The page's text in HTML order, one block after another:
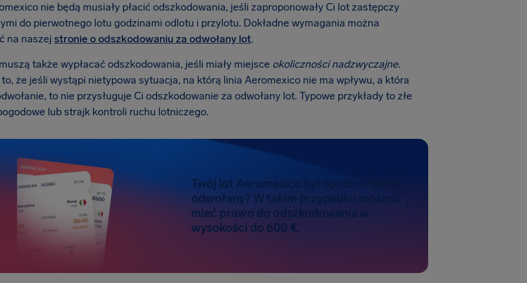
nie będą musiały płacić odszkodowania, jeśli zaproponowały Ci lot zastępczy
do pierwotnego lotu godzinami odlotu i przylotu. Dokładne wymagania można
na naszej stronie o odszkodowaniu za odwołany lot.
także wypłacać odszkodowania, jeśli miały miejsce okoliczności nadzwyczajne.
że jeśli wystąpi nietypowa sytuacja, na którą linia Aeromexico nie ma wpływu, a która
to nie przysługuje Ci odszkodowanie za odwołany lot. Typowe przykłady to złe
lub strajk kontroli ruchu lotniczego.
Twój lot Aeromexico był opóźniony lub
odwołany? W takim przypadku możesz
mieć prawo do odszkodowania w
wysokości do 600 €.